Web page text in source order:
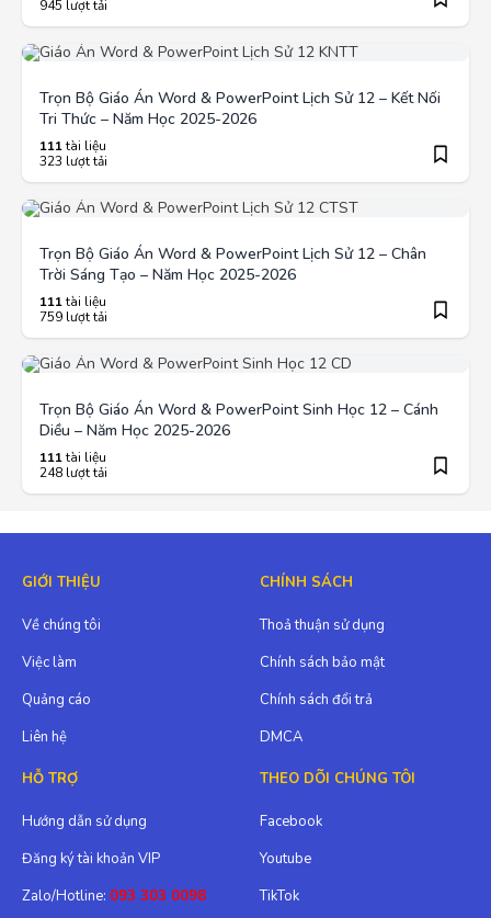
945 lượt tải
Trọn Bộ Giáo Án Word & PowerPoint Lịch Sử 12 – Kết Nối
Tri Thức – Năm Học 2025-2026
111tài liệu
323 lượt tải
Trọn Bộ Giáo Án Word & PowerPoint Lịch Sử 12 – Chân
Trời Sáng Tạo – Năm Học 2025-2026
111tài liệu
759 lượt tải
Trọn Bộ Giáo Án Word & PowerPoint Sinh Học 12 – Cánh
Diều – Năm Học 2025-2026
111tài liệu
248 lượt tải
GIỚI THIỆU
Về chúng tôi
Việc làm
Quảng cáo
Liên hệ
CHÍNH SÁCH
Thoả thuận sử dụng
Chính sách bảo mật
Chính sách đổi trả
DMCA
HỖ TRỢ
Hướng dẫn sử dụng
Đăng ký tài khoản VIP
Zalo/Hotline: 093 303 0098
THEO DÕI CHÚNG TÔI
Facebook
Youtube
TikTok